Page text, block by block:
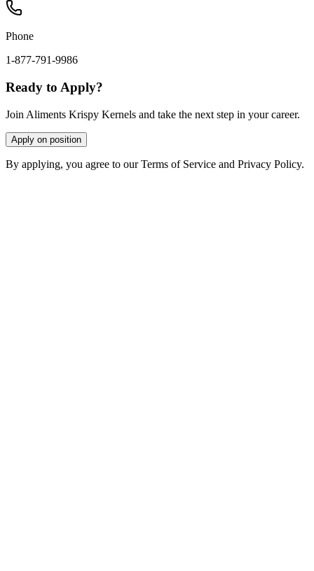
Phone
1-877-791-9986
Ready to Apply?
Join Aliments Krispy Kernels and take the next step in your career.
Apply on position
By applying, you agree to our Terms of Service and Privacy Policy.